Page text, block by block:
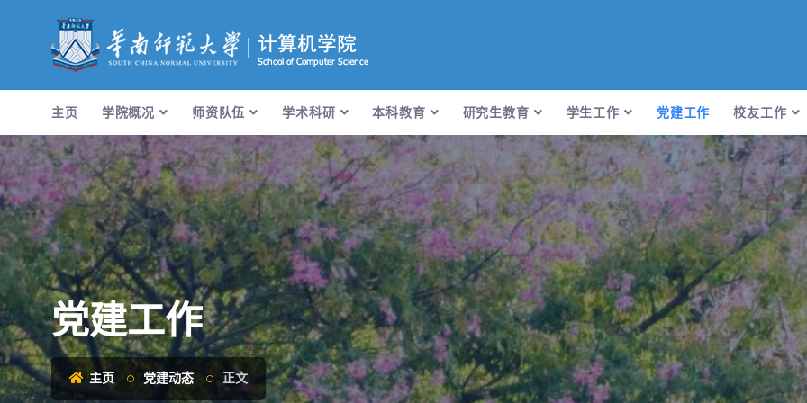
主页 学院概况 师资队伍 学术科研 本科教育 研究生教育 学生工作 党建工作 校友工作
党建工作
主页 党建动态 正文